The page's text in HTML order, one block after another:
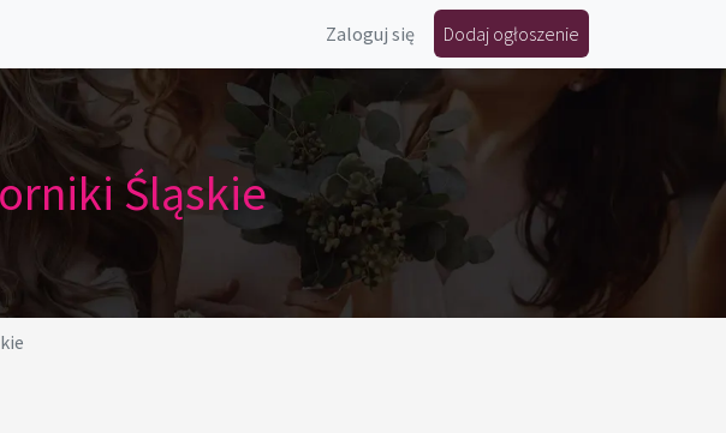
Zaloguj się Dodaj ogłoszenie
Śląskie